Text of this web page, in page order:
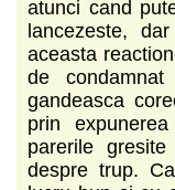
atunci cand
lancezeste,
aceasta
de
gandeasca
prin
parerile
despre trup.